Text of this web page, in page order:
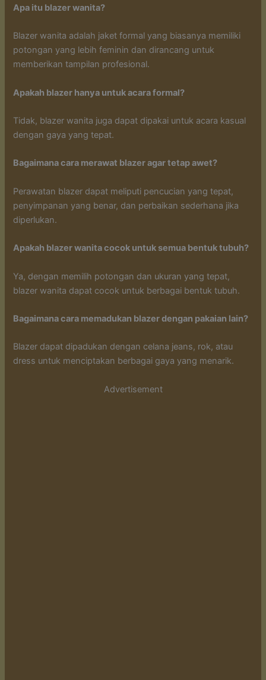
Apa itu blazer wanita?
Blazer wanita adalah jaket formal yang biasanya memiliki
potongan yang lebih feminin dan dirancang untuk
memberikan tampilan profesional.
Apakah blazer hanya untuk acara formal?
Tidak, blazer wanita juga dapat dipakai untuk acara kasual
dengan gaya yang tepat.
Bagaimana cara merawat blazer agar tetap awet?
Perawatan blazer dapat meliputi pencucian yang tepat,
penyimpanan yang benar, dan perbaikan sederhana jika
diperlukan.
Apakah blazer wanita cocok untuk semua bentuk tubuh?
Ya, dengan memilih potongan dan ukuran yang tepat,
blazer wanita dapat cocok untuk berbagai bentuk tubuh.
Bagaimana cara memadukan blazer dengan pakaian lain?
Blazer dapat dipadukan dengan celana jeans, rok, atau
dress untuk menciptakan berbagai gaya yang menarik.
Advertisement